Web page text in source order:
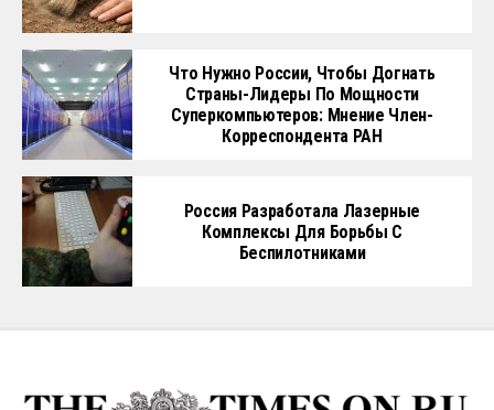
Что Нужно России, Чтобы Догнать
Страны-Лидеры По Мощности
Суперкомпьютеров: Мнение Член-
Корреспондента РАН
Россия Разработала Лазерные
Комплексы Для Борьбы С
Беспилотниками